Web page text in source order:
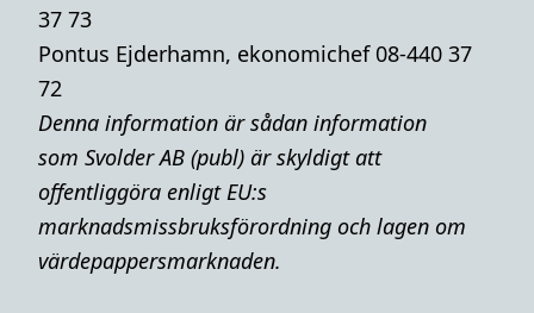
37 73
Pontus Ejderhamn, ekonomichef 08-440 37
72
Denna information är sådan information
som Svolder AB (publ) är skyldigt att
offentliggöra enligt EU:s
marknadsmissbruksförordning och lagen om
värdepappersmarknaden.